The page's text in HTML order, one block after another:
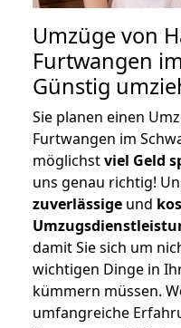
Umzüge von
Furtwangen
Günstig
Sie planen einen
Furtwangen im
möglichstviel Geld
uns genau richtig!
zuverlässige und
damit Sie sich um
wichtigen Dinge in
kümmern müssen.
umfangreiche